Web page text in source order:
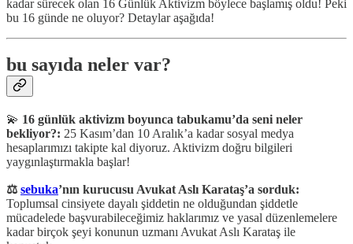
kadar sürecek olan 16 Günlük Aktivizm böylece başlamış oldu! Peki
bu 16 günde ne oluyor? Detaylar aşağıda!
bu sayıda neler var?
💫 16 günlük aktivizm boyunca tabukamu’da seni neler
bekliyor?: 25 Kasım’dan 10 Aralık’a kadar sosyal medya
hesaplarımızı takipte kal diyoruz. Aktivizm doğru bilgileri
yaygınlaştırmakla başlar!
⚖️ sebuka’nın kurucusu Avukat Aslı Karataş’a sorduk:
Toplumsal cinsiyete dayalı şiddetin ne olduğundan şiddetle
mücadelede başvurabileceğimiz haklarımız ve yasal düzenlemelere
kadar birçok şeyi konunun uzmanı Avukat Aslı Karataş ile